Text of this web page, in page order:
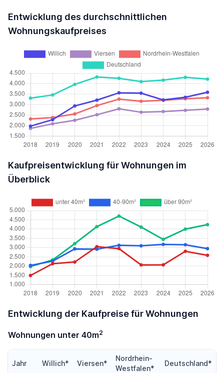
Entwicklung des durchschnittlichen
Wohnungskaufpreises
Kaufpreisentwicklung für Wohnungen im
Überblick
Entwicklung der Kaufpreise für Wohnungen
Wohnungen unter 40m2
Jahr Willich* Viersen*
Nordrhein-
Westfalen*
Deutschland*